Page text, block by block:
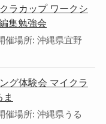
ラカップ ワークシ
集勉強会
催場所: 沖縄県宜野
グ体験会 マイクラ
催場所: 沖縄県うる